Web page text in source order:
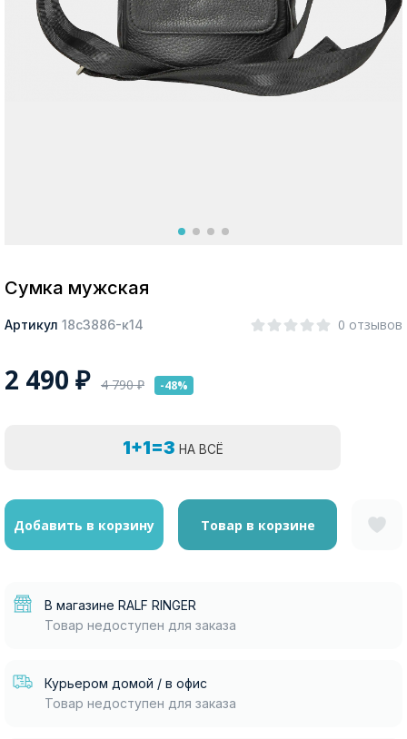
Сумка мужская
Артикул 18с3886-к14 0 отзывов
2 490 ₽ 4 790₽ -48%
1+1=3 НА ВСЁ
Добавить в корзину Товар в корзине
В магазине RALF RINGER
Товар недоступен для заказа
Курьером домой / в офис
Товар недоступен для заказа